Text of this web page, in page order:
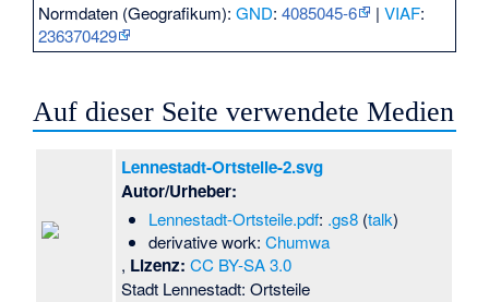
Normdaten (Geografikum):GND:4085045-6 |VIAF:
236370429
Auf dieser Seite verwendete Medien
Lennestadt-Ortsteile-2.svg
Autor/Urheber:
Lennestadt-Ortsteile.pdf: .gs8(talk)
derivative work: Chumwa
, Lizenz: CC BY-SA 3.0
Stadt Lennestadt: Ortsteile